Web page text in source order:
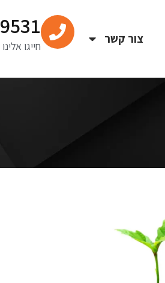
צור קשר 9531*
חייגו אלינו